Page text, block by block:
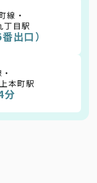
線・
丁目駅
出口）
本町駅
分